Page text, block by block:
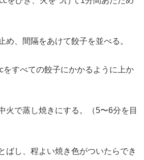
め、間隔をあけて餃子を並べる。
をすべての餃子にかかるように上か
火で蒸し焼きにする。（5〜6分を目
ばし、程よい焼き色がついたらでき